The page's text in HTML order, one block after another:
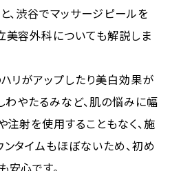
、渋谷でマッサージピールを
美容外科についても解説しま
リがアップしたり美白効果が
わやたるみなど、肌の悩みに幅
注射を使用することもなく、施
タイムもほぼないため、初め
心です。